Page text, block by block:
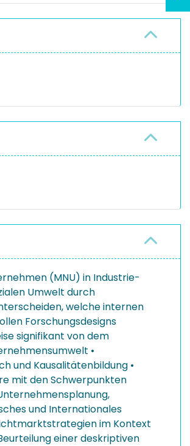
(MNU) in Industrie-
Umwelt durch
welche internen
Forschungsdesigns
signifikant von dem
•
und Kausalitätenbildung •
mit den Schwerpunkten
und Internationales
im Kontext
einer deskriptiven